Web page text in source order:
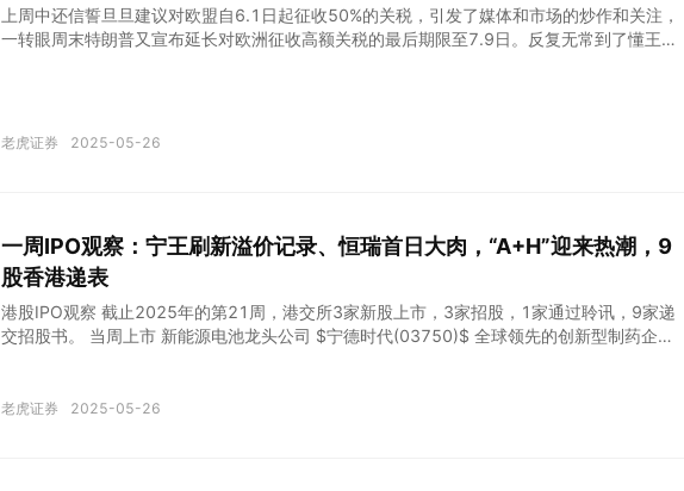
上周中还信誓旦旦建议对欧盟自6.1日起征收50%的关税，引发了媒体和市场的炒作和关注，
一转眼周末特朗普又宣布延长对欧洲征收高额关税的最后期限至7.9日。反复无常到了懂王这
这两个指标在我看来是评估市场潜在风险的重要参考。美元的强弱代表着市场对于美国掀起的
债成本，这是特朗普策略目标之一，也是为什么他一直催促鲍威尔降息的原因。但是市场的走
向却是完全相反的，抛售美债导致了收益率上行。美联储下一次的降息目前来看可能会在7月
才能到来
老虎证券 2025-05-26
一周IPO观察：宁王刷新溢价记录、恒瑞首日大肉，“A+H”迎来热潮，9
股香港递表
港股IPO观察 截止2025年的第21周，港交所3家新股上市，3家招股，1家通过聆讯，9家递
交招股书。 当周上市 新能源电池龙头公司 $宁德时代(03750)$ 全球领先的创新型制药企业
法的生物技术公司 $派格生物医药-B(02565)$ 在线保险中介机构、小雨伞保险母公司 $手回
老虎证券 2025-05-26